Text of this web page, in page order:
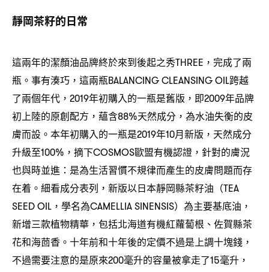
靜岡茶籽的日常
這兩年的潔顏油品牌終於來到後起之秀THREE， 完成了兩
瓶。事有湊巧 ， 這兩瓶BALANCING CLEANSING OIL跨越
了兩個年代 ，2019年初購入的一瓶是舊版 ， 即2009年品牌
初上陸的原創配方 ， 蘊含88%天然成分 ， 為水油失衡的皮
膚而設。本年初購入的一瓶是2019年10月新版 ， 天然成分
升級至100%， 摘下COSMOS歐盟有機認證 ， 針對的膚況
也與時並進 ： 是為生活習慣不規律而產生的皮膚問題而存
在着。細看成分表列 ， 新版以日本靜岡縣茶籽油 （TEA
SEED OIL， 學名為CAMELLIA SINENSIS） 為主要基底油 ，
新增三款植物精華 ， 包括北海道有機紅蘿蔔根、佐賀縣茶
花和海茴香。十年前和十年後的定價不過是上調十塊錢 ，
不過需要注意的是原來200毫升的容量被拿走了15毫升 ，